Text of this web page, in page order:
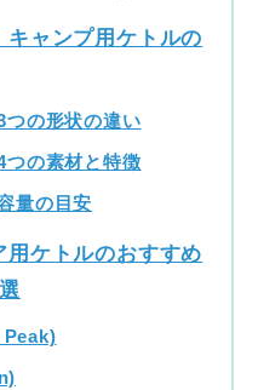
キャンプ用ケトルの
つの形状の違い
つの素材と特徴
量の目安
用ケトルのおすすめ
Peak)